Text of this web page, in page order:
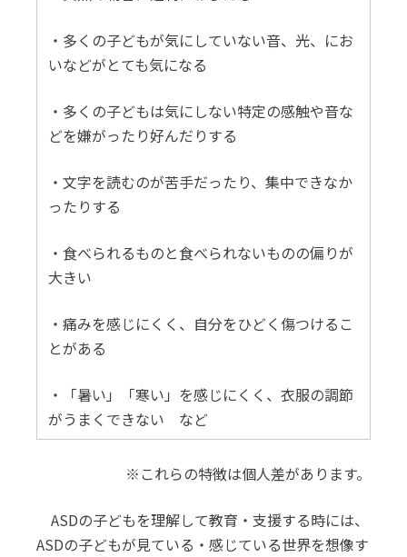
・多くの子どもが気にしていない音、光、にお
いなどがとても気になる
・多くの子どもは気にしない特定の感触や音な
どを嫌がったり好んだりする
・文字を読むのが苦手だったり、集中できなか
ったりする
・食べられるものと食べられないものの偏りが
大きい
・痛みを感じにくく、自分をひどく傷つけるこ
とがある
・「暑い」「寒い」を感じにくく、衣服の調節
がうまくできない など
※これらの特徴は個人差があります。
ASDの子どもを理解して教育・支援する時には、
ASDの子どもが見ている・感じている世界を想像す